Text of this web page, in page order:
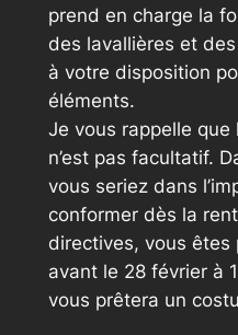
prend en charge la
des lavallières et
à votre disposition
éléments.
Je vous rappelle que
n’est pas facultatif.
vous seriez dans
conformer dès la
directives, vous
avant le 28 février à
vous prêtera un